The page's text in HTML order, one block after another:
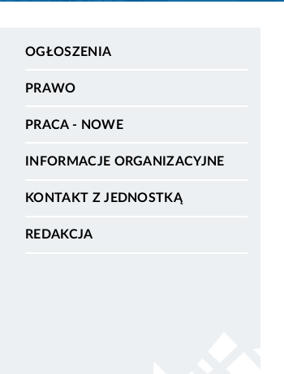
OGŁOSZENIA
PRAWO
PRACA - NOWE
INFORMACJE ORGANIZACYJNE
KONTAKT Z JEDNOSTKĄ
REDAKCJA